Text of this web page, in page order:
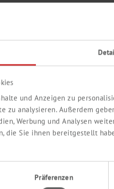
und Anzeigen zu
zu analysieren. Außerdem
Werbung und Analysen
die Sie ihnen bereitgestellt
Präferenzen
RETOURE /
FEEDBACK
CHEMSOLUTE®
LOGISTIK-